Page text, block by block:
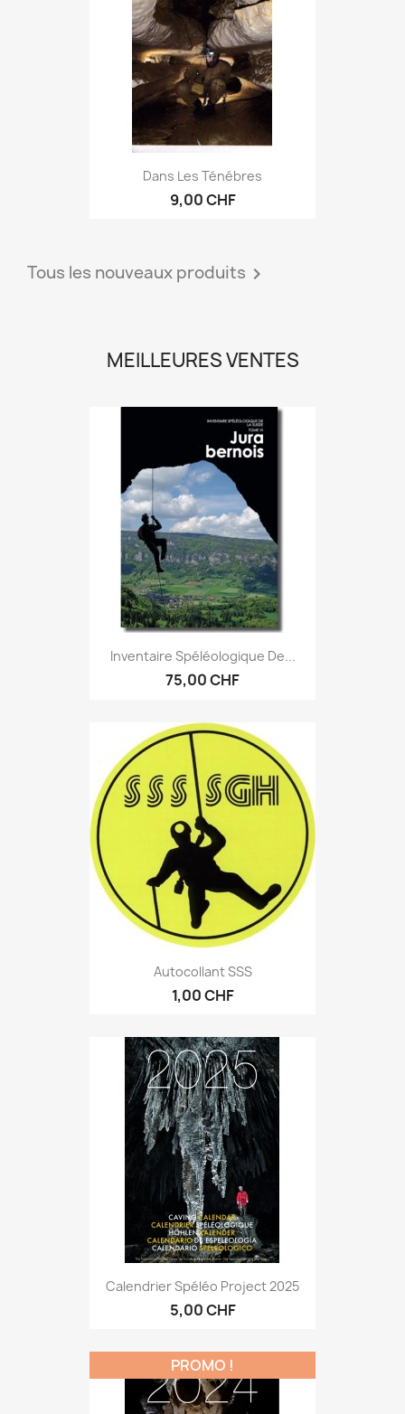
Dans Les Ténébres
9,00 CHF
Tous les nouveaux produits 
MEILLEURES VENTES
Inventaire Spéléologique De...
75,00 CHF
Autocollant SSS
1,00 CHF
Calendrier Spéléo Project 2025
5,00 CHF
PROMO !